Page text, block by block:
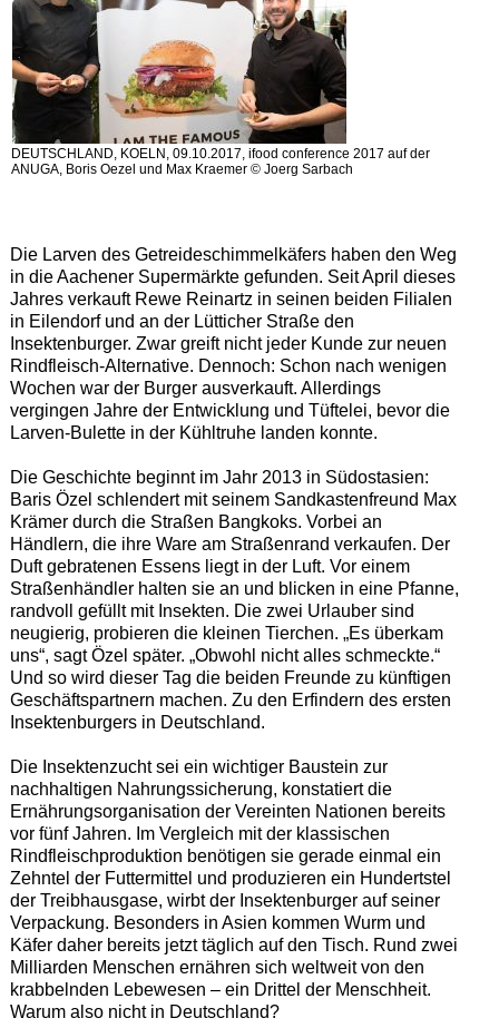
DEUTSCHLAND, KOELN, 09.10.2017, ifood conference 2017 auf der
ANUGA, Boris Oezel und Max Kraemer © Joerg Sarbach
Die Larven des Getreideschimmelkäfers haben den Weg
in die Aachener Supermärkte gefunden. Seit April dieses
Jahres verkauft Rewe Reinartz in seinen beiden Filialen
in Eilendorf und an der Lütticher Straße den
Insektenburger. Zwar greift nicht jeder Kunde zur neuen
Rindfleisch-Alternative. Dennoch: Schon nach wenigen
Wochen war der Burger ausverkauft. Allerdings
vergingen Jahre der Entwicklung und Tüftelei, bevor die
Larven-Bulette in der Kühltruhe landen konnte.
Die Geschichte beginnt im Jahr 2013 in Südostasien:
Baris Özel schlendert mit seinem Sandkastenfreund Max
Krämer durch die Straßen Bangkoks. Vorbei an
Händlern, die ihre Ware am Straßenrand verkaufen. Der
Duft gebratenen Essens liegt in der Luft. Vor einem
Straßenhändler halten sie an und blicken in eine Pfanne,
randvoll gefüllt mit Insekten. Die zwei Urlauber sind
neugierig, probieren die kleinen Tierchen. „Es überkam
uns“, sagt Özel später. „Obwohl nicht alles schmeckte.“
Und so wird dieser Tag die beiden Freunde zu künftigen
Geschäftspartnern machen. Zu den Erfindern des ersten
Insektenburgers in Deutschland.
Die Insektenzucht sei ein wichtiger Baustein zur
nachhaltigen Nahrungssicherung, konstatiert die
Ernährungsorganisation der Vereinten Nationen bereits
vor fünf Jahren. Im Vergleich mit der klassischen
Rindfleischproduktion benötigen sie gerade einmal ein
Zehntel der Futtermittel und produzieren ein Hundertstel
der Treibhausgase, wirbt der Insektenburger auf seiner
Verpackung. Besonders in Asien kommen Wurm und
Käfer daher bereits jetzt täglich auf den Tisch. Rund zwei
Milliarden Menschen ernähren sich weltweit von den
krabbelnden Lebewesen – ein Drittel der Menschheit.
Warum also nicht in Deutschland?